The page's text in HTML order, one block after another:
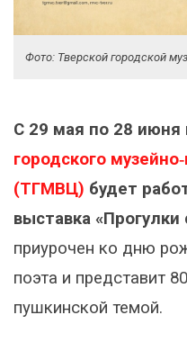
Фото: Тверской городской
С 29 мая по 28 июня
городского
(ТГМВЦ) будет
выставка
приурочен ко дню
поэта и представит
пушкинской темой.